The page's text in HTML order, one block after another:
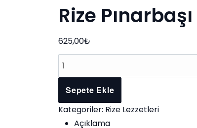
Rize
625,00₺
Rize
Pınarbaşı
Kavurması
500
Gr
Sepete Ekle
Kategoriler: Rize Lezzetleri
Açıklama